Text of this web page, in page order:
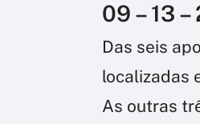
09 – 13 –
Das seis
localizadas
As outras